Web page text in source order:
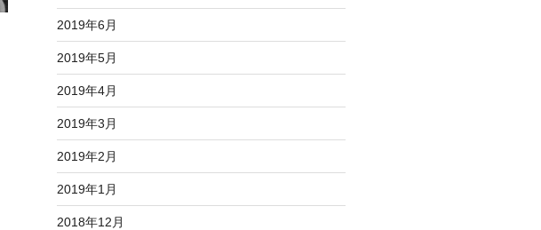
2019年6月
2019年5月
2019年4月
2019年3月
2019年2月
2019年1月
2018年12月